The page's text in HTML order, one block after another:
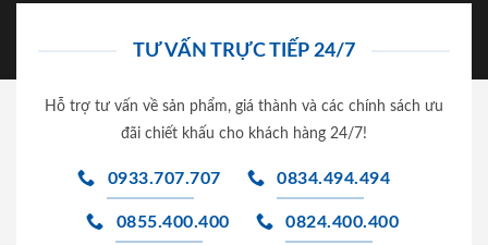
TƯ VẤN TRỰC TIẾP 24/7
Hỗ trợ tư vấn về sản phẩm, giá thành và các chính sách ưu
đãi chiết khấu cho khách hàng 24/7!
0933.707.707 0834.494.494
0855.400.400 0824.400.400